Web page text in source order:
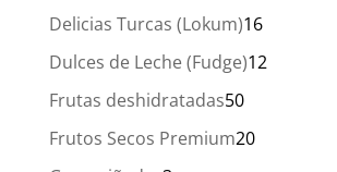
productos
Delicias Turcas (Lokum)1616
productos
Dulces de Leche (Fudge)1212
Frutas deshidratadas5050
productos
Frutos Secos Premium2020